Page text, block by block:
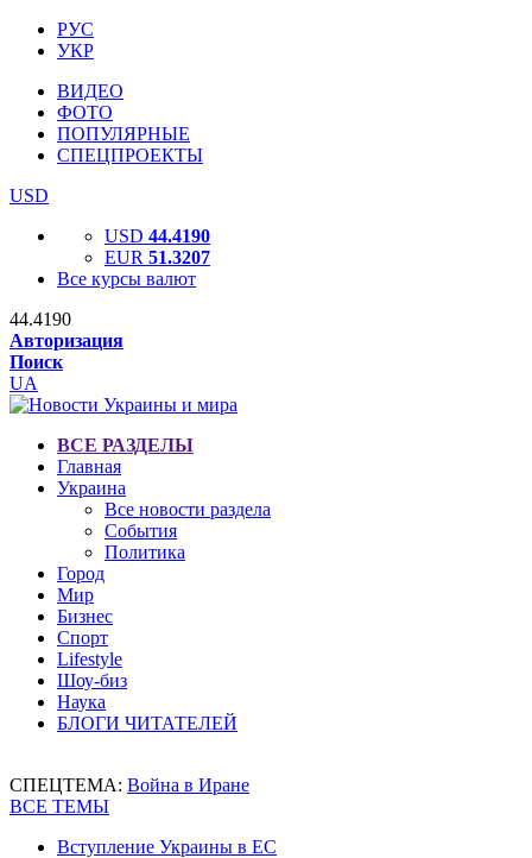
РУС
УКР
ВИДЕО
ФОТО
ПОПУЛЯРНЫЕ
СПЕЦПРОЕКТЫ
USD
USD 44.4190
EUR 51.3207
Все курсы валют
44.4190
Авторизация
Поиск
UA
ВСЕ РАЗДЕЛЫ
Главная
Украина
Все новости раздела
События
Политика
Город
Мир
Бизнес
Спорт
Lifestyle
Шоу-биз
Наука
БЛОГИ ЧИТАТЕЛЕЙ
СПЕЦТЕМА: Война в Иране
ВСЕ ТЕМЫ
Вступление Украины в ЕС